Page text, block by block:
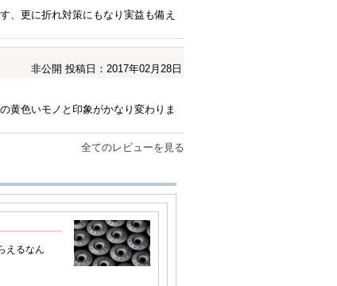
、更に折れ対策にもなり実益も備え
非公開 投稿日：2017年02月28日
黄色いモノと印象がかなり変わりま
全てのレビューを見る